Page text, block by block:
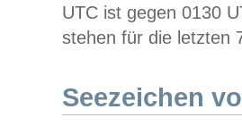
UTC ist gegen 0130
stehen für die letzten
Seezeichen